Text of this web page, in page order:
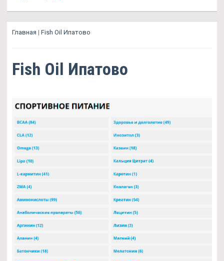
Главная | Fish Oil Ипатово
Fish Oil Ипатово